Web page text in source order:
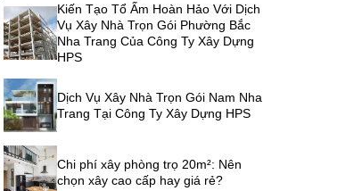
Kiến Tạo Tổ Ấm Hoàn Hảo Với Dịch
Vụ Xây Nhà Trọn Gói Phường Bắc
Nha Trang Của Công Ty Xây Dựng
HPS
Dịch Vụ Xây Nhà Trọn Gói Nam Nha
Trang Tại Công Ty Xây Dựng HPS
Chi phí xây phòng trọ 20m²: Nên
chọn xây cao cấp hay giá rẻ?